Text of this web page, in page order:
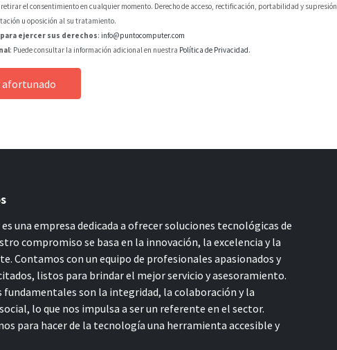
retirar el consentimiento en cualquier momento. Derecho de acceso, rectificación, portabilidad y supresión
u oposición al su tratamiento.
ejercer sus derechos: info@puntocomputer.com
: Puede consultar la información adicional en nuestra Política de Privacidad.
afortunado
una empresa dedicada a ofrecer soluciones tecnológicas de
compromiso se basa en la innovación, la excelencia y la
Contamos con un equipo de profesionales apasionados y
listos para brindar el mejor servicio y asesoramiento.
fundamentales son la integridad, la colaboración y la
lo que nos impulsa a ser un referente en el sector.
para hacer de la tecnología una herramienta accesible y